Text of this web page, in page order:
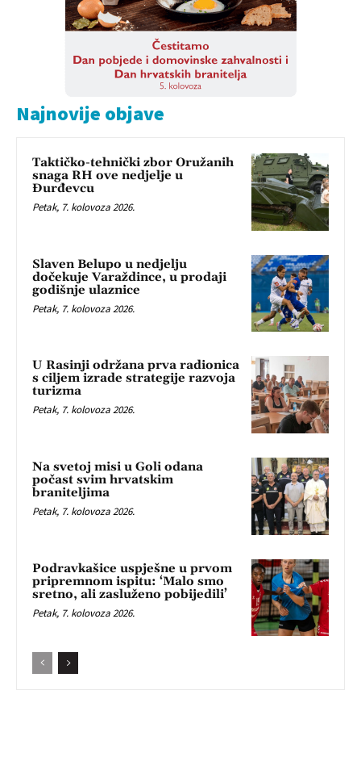
Najnovije objave
Taktičko-tehnički zbor Oružanih
snaga RH ove nedjelje u
Đurđevcu
Petak, 7. kolovoza 2026.
Slaven Belupo u nedjelju
dočekuje Varaždince, u prodaji
godišnje ulaznice
Petak, 7. kolovoza 2026.
U Rasinji održana prva radionica
s ciljem izrade strategije razvoja
turizma
Petak, 7. kolovoza 2026.
Na svetoj misi u Goli odana
počast svim hrvatskim
braniteljima
Petak, 7. kolovoza 2026.
Podravkašice uspješne u prvom
pripremnom ispitu: ‘Malo smo
sretno, ali zasluženo pobijedili’
Petak, 7. kolovoza 2026.